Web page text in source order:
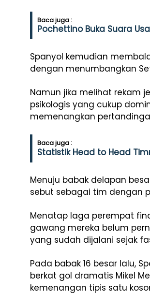
Baca juga :
Pochettino Buka Suara
Spanyol kemudian
dengan menumbangkan
Namun jika melihat rekam
psikologis yang cukup
memenangkan
Baca juga :
Statistik Head to Head
Menuju babak delapan
sebut sebagai tim dengan
Menatap laga perempat
gawang mereka belum
yang sudah dijalani sejak
Pada babak 16 besar lalu,
berkat gol dramatis Mikel
kemenangan tipis satu